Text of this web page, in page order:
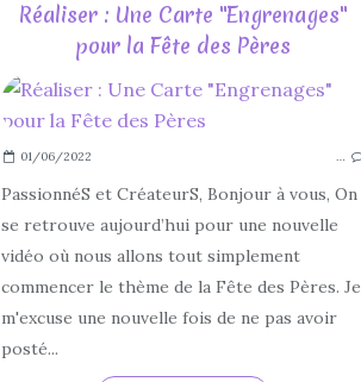
Réaliser : Une Carte "Engrenages"
pour la Fête des Pères
01/06/2022 …
PassionnéS et CréateurS, Bonjour à vous, On
se retrouve aujourd’hui pour une nouvelle
vidéo où nous allons tout simplement
commencer le thème de la Fête des Pères. Je
m'excuse une nouvelle fois de ne pas avoir
posté...